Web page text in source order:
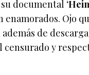
documental ‘
enamorados. Ojo
de
censurado y